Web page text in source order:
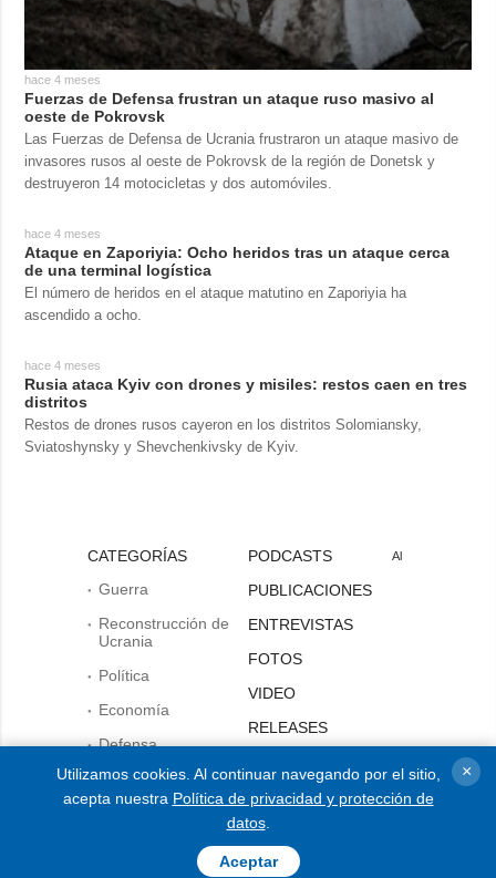
hace 4 meses
Fuerzas de Defensa frustran un ataque ruso masivo al
oeste de Pokrovsk
Las Fuerzas de Defensa de Ucrania frustraron un ataque masivo de
invasores rusos al oeste de Pokrovsk de la región de Donetsk y
destruyeron 14 motocicletas y dos automóviles.
hace 4 meses
Ataque en Zaporiyia: Ocho heridos tras un ataque cerca
de una terminal logística
El número de heridos en el ataque matutino en Zaporiyia ha
ascendido a ocho.
hace 4 meses
Rusia ataca Kyiv con drones y misiles: restos caen en tres
distritos
Restos de drones rusos cayeron en los distritos Solomiansky,
Sviatoshynsky y Shevchenkivsky de Kyiv.
CATEGORÍAS
Guerra
Reconstrucción de
Ucrania
Política
Economía
Defensa
Sociedad y Cultura
PODCASTS
PUBLICACIONES
ENTREVISTAS
FOTOS
VIDEO
RELEASES
Al
Utilizamos cookies. Al continuar navegando por el sitio,
acepta nuestra Política de privacidad y protección de
datos.
Aceptar
×